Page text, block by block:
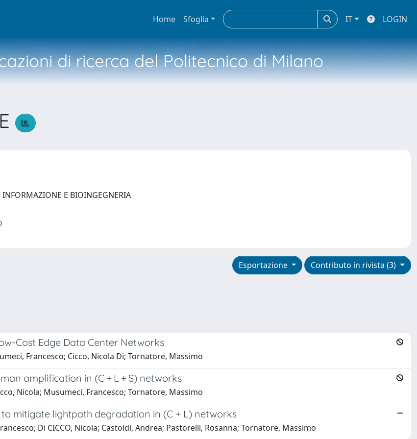
Home Sfoglia IT LOGIN
di ricerca del Politecnico di Milano
E BIOINGEGNERIA
Contributo in rivista (3)
Esportazione
Cost Edge Data Center Networks
Francesco; Cicco, Nicola Di; Tornatore, Massimo
amplification in (C + L + S) networks
Nicola; Musumeci, Francesco; Tornatore, Massimo
mitigate lightpath degradation in (C + L) networks
Di CICCO, Nicola; Castoldi, Andrea; Pastorelli, Rosanna; Tornatore, Massimo